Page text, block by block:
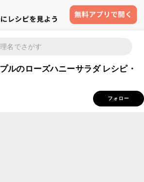
ルのローズハニーサラダ レシピ・
フォロー